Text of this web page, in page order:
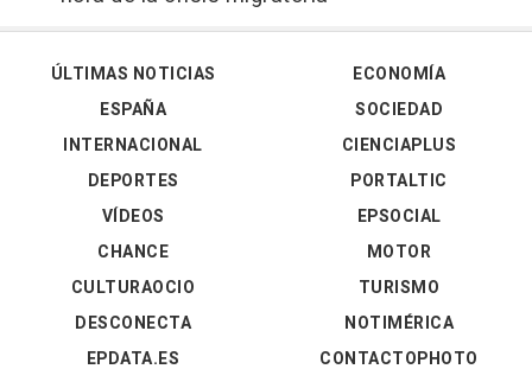
ÚLTIMAS NOTICIAS
ESPAÑA
INTERNACIONAL
DEPORTES
VÍDEOS
ECONOMÍA
SOCIEDAD
CIENCIAPLUS
PORTALTIC
EPSOCIAL
CHANCE
CULTURAOCIO
DESCONECTA
EPDATA.ES
MOTOR
TURISMO
NOTIMÉRICA
CONTACTOPHOTO